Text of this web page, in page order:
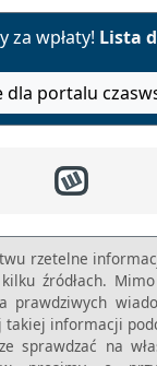
za wpłaty! Lista
dla portalu
rzetelne
źródłach.
prawdziwych
takiej informacji
sprawdzać na